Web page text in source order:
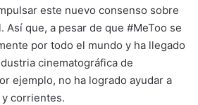
este nuevo consenso sobre
Así que, a pesar de que #MeToo se
por todo el mundo y ha llegado
cinematográfica de
ejemplo, no ha logrado ayudar a
corrientes.